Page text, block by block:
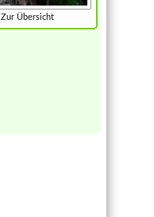
Zur Übersicht